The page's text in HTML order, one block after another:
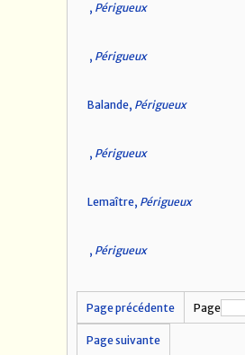
, Périgueux
, Périgueux
Balande, Périgueux
, Périgueux
Lemaître, Périgueux
, Périgueux
Page précédente Page
Page suivante